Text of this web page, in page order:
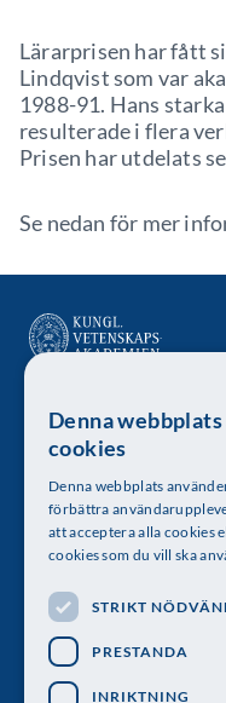
Lärarprisen har fått
Lindqvist som var
1988-91. Hans
resulterade i flera
Prisen har utdelats
Se nedan för mer
Kungl.
Besöksadress: Lilla
Telefon: 08-673 95 00
Följ oss
Denna
cookies
Denna webbplats
förbättra
att acceptera alla cookies
cookies som du vill ska
STRIKT
PRESTANDA
INRIKTNING